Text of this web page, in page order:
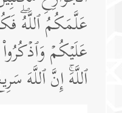
عَلَّمَكُمُ ٱللَّهُۖ
عَلَیۡكُمۡ وَٱذۡكُرُوا۟
ٱللَّهَۚ إِنَّ ٱللَّهَ